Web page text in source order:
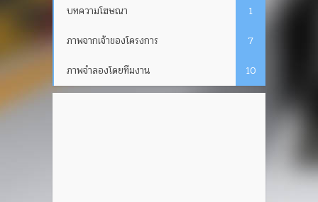
บทความโฆษณา
1
ภาพจากเจ้าของโครงการ
7
ภาพจำลองโดยทีมงาน
10